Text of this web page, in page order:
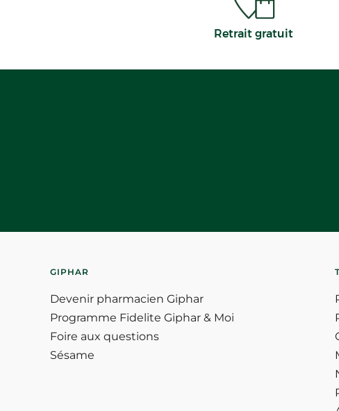
Retrait gratuit
GIPHAR
Devenir pharmacien Giphar
Programme Fidelite Giphar & Moi
Foire aux questions
Sésame